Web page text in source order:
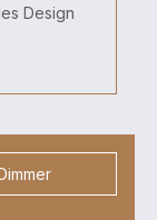
Design